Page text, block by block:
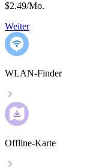
$2.49/Mo.
Weiter
WLAN-Finder
Offline-Karte